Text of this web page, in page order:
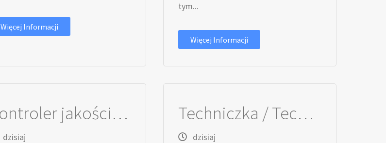
Więcej Informacji
tym...
Więcej Informacji
Kontroler jakości dostaw (K/M)
dzisiaj
Techniczka / Technik Elektroradiolog
dzisiaj